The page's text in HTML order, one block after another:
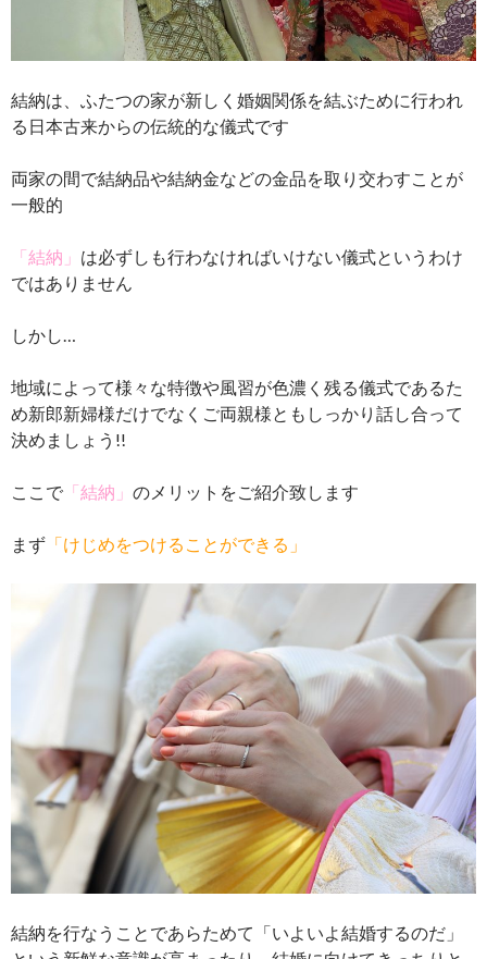
結納は、ふたつの家が新しく婚姻関係を結ぶために行われ
る日本古来からの伝統的な儀式です
両家の間で結納品や結納金などの金品を取り交わすことが
一般的
「結納」 は必ずしも行わなければいけない儀式というわけ
ではありません
しかし…
地域によって様々な特徴や風習が色濃く残る儀式であるた
め新郎新婦様だけでなくご両親様ともしっかり話し合って
決めましょう!!
ここで 「結納」 のメリットをご紹介致します
まず 「けじめをつけることができる」
結納を行なうことであらためて「いよいよ結婚するのだ」